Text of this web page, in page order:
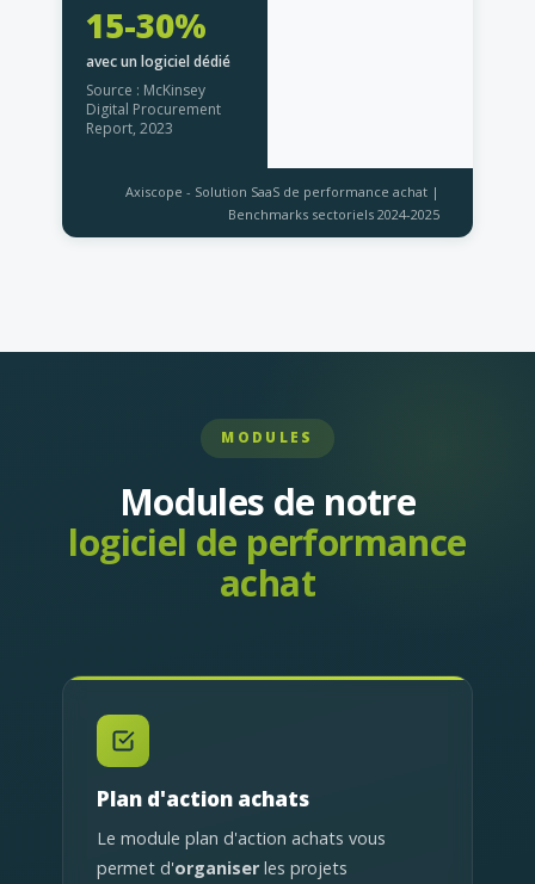
15-30%
avec un logiciel dédié
Source : McKinsey
Digital Procurement
Report, 2023
Axiscope - Solution SaaS de performance achat |
Benchmarks sectoriels 2024-2025
MODULES
Modules de notre
logiciel de performance
achat
Plan d'action achats
Le module plan d'action achats vous
permet d'organiser les projets